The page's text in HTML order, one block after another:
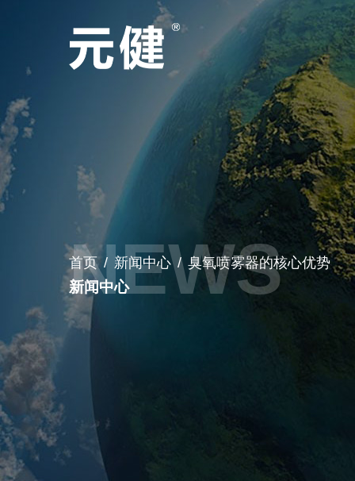
首页/ 新闻中心 / 臭氧喷雾器的核心优势
新闻中心